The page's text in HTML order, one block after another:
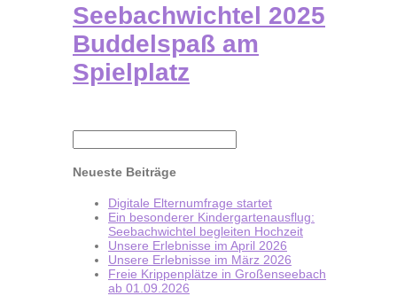
Seebachwichtel 2025
Buddelspaß am
Spielplatz
Neueste Beiträge
Digitale Elternumfrage startet
Ein besonderer Kindergartenausflug:
Seebachwichtel begleiten Hochzeit
Unsere Erlebnisse im April 2026
Unsere Erlebnisse im März 2026
Freie Krippenplätze in Großenseebach
ab 01.09.2026